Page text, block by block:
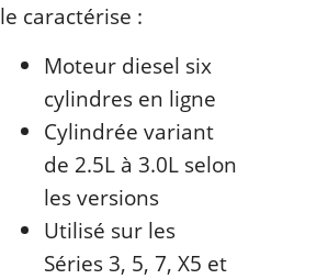
le caractérise :
Moteur diesel six
cylindres en ligne
Cylindrée variant
de 2.5L à 3.0L selon
les versions
Utilisé sur les
Séries 3, 5, 7, X5 et